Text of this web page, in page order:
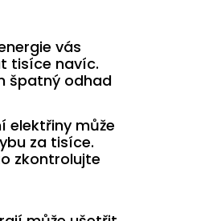
vás
tisíce navíc.
špatný odhad
elektřiny může
za tisíce.
zkontrolujte